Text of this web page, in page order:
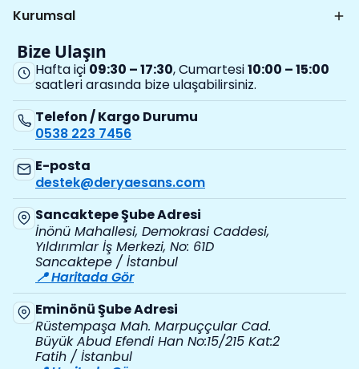
Kurumsal
Bize Ulaşın
Hafta içi 09:30 – 17:30, Cumartesi10:00 – 15:00
saatleri arasında bize ulaşabilirsiniz.
Telefon / Kargo Durumu
0538 223 7456
E-posta
destek@deryaesans.com
Sancaktepe Şube Adresi
İnönü Mahallesi, Demokrasi Caddesi,
Yıldırımlar İş Merkezi, No: 61D
Sancaktepe / İstanbul
📍 Haritada Gör
Eminönü Şube Adresi
Rüstempaşa Mah. Marpuççular Cad.
Büyük Abud Efendi Han No:15/215 Kat:2
Fatih / İstanbul